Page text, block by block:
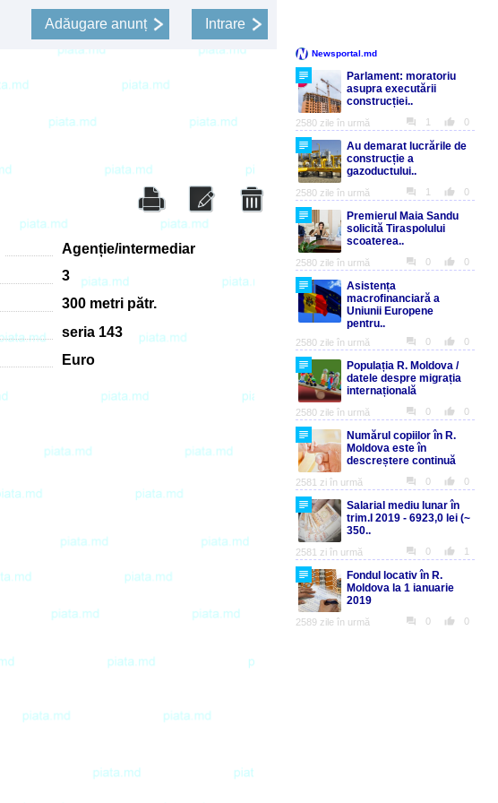
Adăugare anunț Intrare
Agenție/intermediar
3
300 metri pătr.
seria 143
Euro